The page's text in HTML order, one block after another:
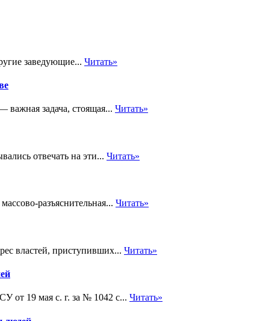
заведующие... Читать»
задача, стоящая... Читать»
отвечать на эти... Читать»
разъяснительная... Читать»
властей, приступивших... Читать»
от 19 мая с. г. за № 1042 с... Читать»